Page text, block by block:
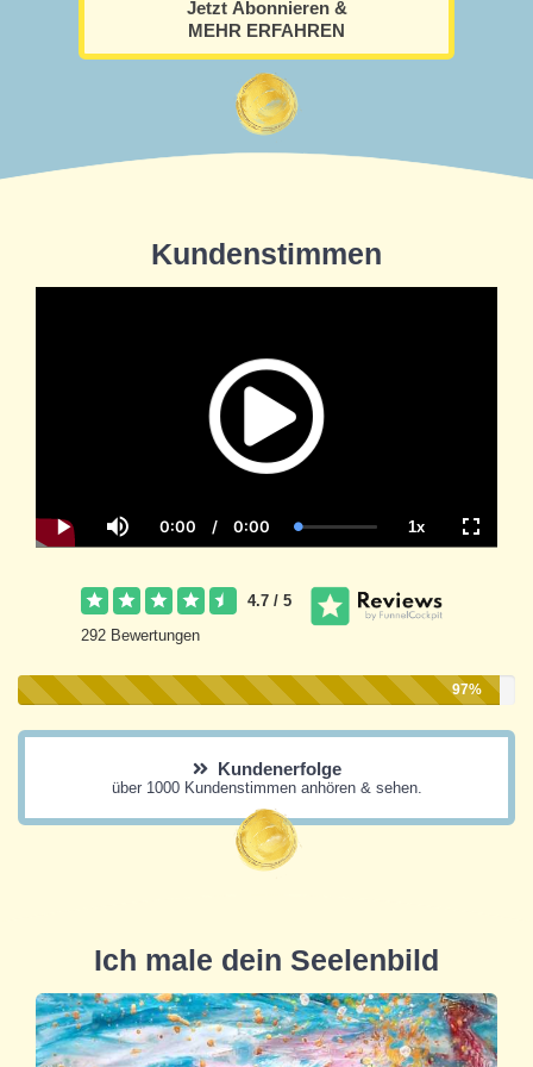
Jetzt Abonnieren &
MEHR ERFAHREN
Kundenstimmen
Play Mute
Current
Time
0:00 / Duration
0:00 Loaded:
0.00%
1xPlayback
Rate
4.7 / 5
292 Bewertungen
97%
Kundenerfolge
über 1000 Kundenstimmen anhören & sehen.
Ich male dein Seelenbild